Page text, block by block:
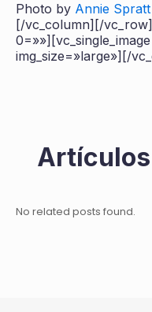
Photo by Annie Spratt
[/vc_column][/
img_size=»large»][/
No related posts found.